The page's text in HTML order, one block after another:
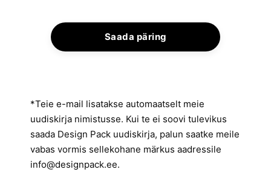
*Teie e-mail lisatakse automaatselt meie
uudiskirja nimistusse. Kui te ei soovi tulevikus
saada Design Pack uudiskirja, palun saatke meile
vabas vormis sellekohane märkus aadressile
info@designpack.ee.